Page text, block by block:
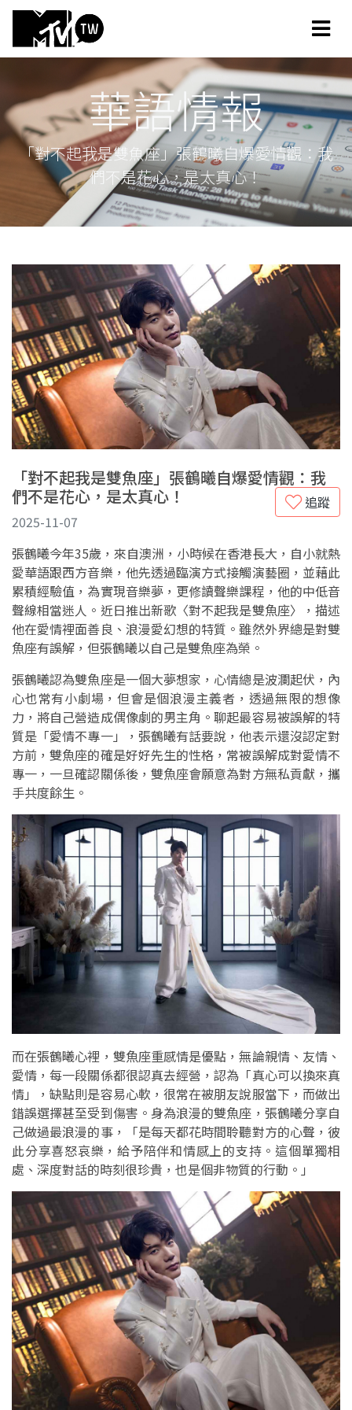
華語情報
「對不起我是雙魚座」張鶴曦自爆愛情觀：我
們不是花心，是太真心！
「對不起我是雙魚座」張鶴曦自爆愛情觀：我
們不是花心，是太真心！
追蹤
2025-11-07
張鶴曦今年35歲，來自澳洲，小時候在香港長大，自小就熱
愛華語跟西方音樂，他先透過臨演方式接觸演藝圈，並藉此
累積經驗值，為實現音樂夢，更修讀聲樂課程，他的中低音
聲線相當迷人。近日推出新歌〈對不起我是雙魚座〉，描述
他在愛情裡面善良、浪漫愛幻想的特質。雖然外界總是對雙
魚座有誤解，但張鶴曦以自己是雙魚座為榮。
張鶴曦認為雙魚座是一個大夢想家，心情總是波瀾起伏，內
心也常有小劇場，但會是個浪漫主義者，透過無限的想像
力，將自己營造成偶像劇的男主角。聊起最容易被誤解的特
質是「愛情不專一」，張鶴曦有話要說，他表示還沒認定對
方前，雙魚座的確是好好先生的性格，常被誤解成對愛情不
專一，一旦確認關係後，雙魚座會願意為對方無私貢獻，攜
手共度餘生。
而在張鶴曦心裡，雙魚座重感情是優點，無論親情、友情、
愛情，每一段關係都很認真去經營，認為「真心可以換來真
情」，缺點則是容易心軟，很常在被朋友說服當下，而做出
錯誤選擇甚至受到傷害。身為浪漫的雙魚座，張鶴曦分享自
己做過最浪漫的事，「是每天都花時間聆聽對方的心聲，彼
此分享喜怒哀樂，給予陪伴和情感上的支持。這個單獨相
處、深度對話的時刻很珍貴，也是個非物質的行動。」